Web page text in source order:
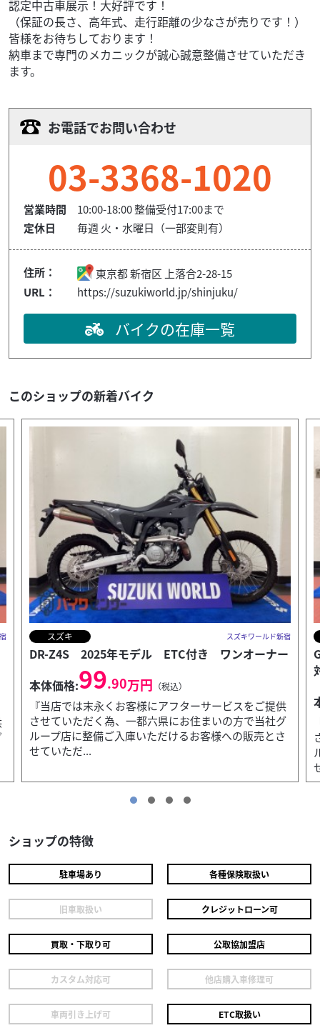
認定中古車展示！大好評です！
（保証の長さ、高年式、走行距離の少なさが売りです！）
皆様をお待ちしております！
納車まで専門のメカニックが誠心誠意整備させていただき
ます。
お電話でお問い合わせ
03-3368-1020
営業時間
10:00-18:00 整備受付17:00まで
定休日
毎週 火・水曜日（一部変則有）
住所： 東京都新宿区 上落合2-28-15
URL：
https://suzukiworld.jp/shinjuku/
バイクの在庫一覧
このショップの新着バイク
スズキ スズキワールド新宿
GSX-S1000 2026年モデル ★決算キャンペーン
本体価格:152.90万円（税込）
『当店では末永くお客様にアフターサービスをご提供
させていただく為、一都六県にお住まいの方で当社グ
ループ店に整備ご入庫いただけるお客様への販売とさ
ショップの特徴
駐車場あり 各種保険取扱い
旧車取扱い クレジットローン可
買取・下取り可 公取協加盟店
カスタム対応可 他店購入車修理可
車両引き上げ可 ETC取扱い